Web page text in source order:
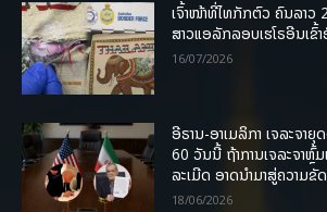
ເຈົ້າໜ້າທີ່ໄທກັກຕົວ ຄົນລາວ
ສາວແອລັກລອບເຮໂຣອີນເຂົ້
16/07/2026
ອີຣານ-ອາເມລິກາ ເຈລະຈາຍຸ
60 ວັນນີ້ ຖ້າການເຈລະຈາຫຼົ້
ລະເມີດ ອາດນໍາມາສູ່ຄວາມຂັ
18/06/2026